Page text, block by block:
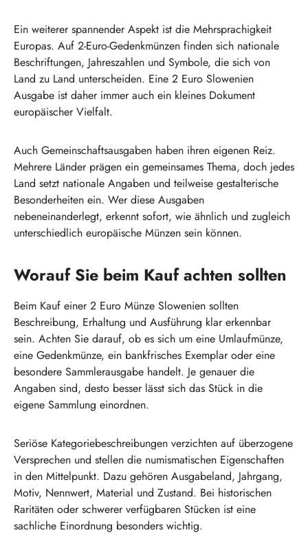
Ein weiterer spannender Aspekt ist die Mehrsprachigkeit
Europas. Auf 2-Euro-Gedenkmünzen finden sich nationale
Beschriftungen, Jahreszahlen und Symbole, die sich von
Land zu Land unterscheiden. Eine 2 Euro Slowenien
Ausgabe ist daher immer auch ein kleines Dokument
europäischer Vielfalt.
Auch Gemeinschaftsausgaben haben ihren eigenen Reiz.
Mehrere Länder prägen ein gemeinsames Thema, doch jedes
Land setzt nationale Angaben und teilweise gestalterische
Besonderheiten ein. Wer diese Ausgaben
nebeneinanderlegt, erkennt sofort, wie ähnlich und zugleich
unterschiedlich europäische Münzen sein können.
Worauf Sie beim Kauf achten sollten
Beim Kauf einer 2 Euro Münze Slowenien sollten
Beschreibung, Erhaltung und Ausführung klar erkennbar
sein. Achten Sie darauf, ob es sich um eine Umlaufmünze,
eine Gedenkmünze, ein bankfrisches Exemplar oder eine
besondere Sammlerausgabe handelt. Je genauer die
Angaben sind, desto besser lässt sich das Stück in die
eigene Sammlung einordnen.
Seriöse Kategoriebeschreibungen verzichten auf überzogene
Versprechen und stellen die numismatischen Eigenschaften
in den Mittelpunkt. Dazu gehören Ausgabeland, Jahrgang,
Motiv, Nennwert, Material und Zustand. Bei historischen
Raritäten oder schwerer verfügbaren Stücken ist eine
sachliche Einordnung besonders wichtig.